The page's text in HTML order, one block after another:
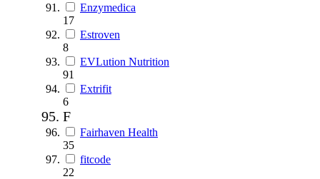
Enzymedica
17
Estroven
8
EVLution Nutrition
91
Extrifit
6
F
Fairhaven Health
35
fitcode
22